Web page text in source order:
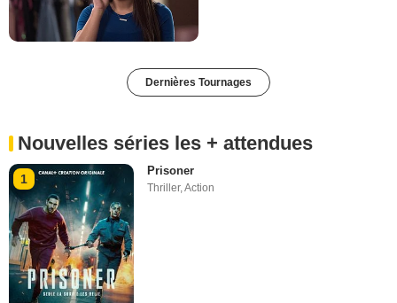
Dernières Tournages
Nouvelles séries les + attendues
1
Prisoner
Thriller,Action